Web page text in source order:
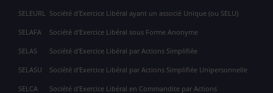
SELEURL Société d'Exercice Libéral ayant un associé Unique (ou SELU)
SELAFA Société d'Exercice Libéral sous Forme Anonyme
SELAS Société d'Exercice Libéral par Actions Simplifiée
SELASU Société d'Exercice Libéral par Actions Simplifiée Unipersonnelle
SELCA Société d'Exercice Libéral en Commandite par Actions